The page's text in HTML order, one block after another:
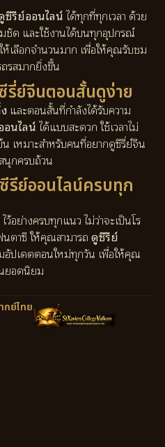
ซีรีย์ออนไลน์ได้ทุกที่ทุกเวลา ด้วย
ชัด และใช้งานได้บนทุกอุปกรณ์
ให้เลือกจำนวนมาก เพื่อให้คุณรับชม
ถรสมากยิ่งขึ้น
รี่ย์จีนตอนสั้นดูง่าย
และตอนสั้นที่กำลังได้รับความ
นไลน์ได้แบบสะดวก ใช้เวลาไม่
เหมาะสำหรับคนที่อยากดูซีรี่ย์จีน
นุกครบถ้วน
รีย์ออนไลน์ครบทุก
ไว้อย่างครบทุกแนว ไม่ว่าจะเป็นโร
ตาซี ให้คุณสามารถดูซีรีย์
อัปเดตตอนใหม่ทุกวัน เพื่อให้คุณ
ยอดนิยม
กย์ไทย